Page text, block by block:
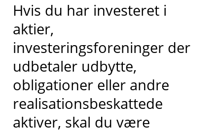
Hvis du har investeret i
aktier,
investeringsforeninger der
udbetaler udbytte,
obligationer eller andre
realisationsbeskattede
aktiver, skal du være